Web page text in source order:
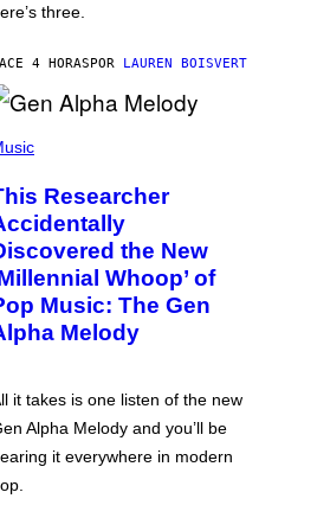
three.
4 HORASPOR LAUREN BOISVERT
Researcher
the New
Whoop’ of
Music: The Gen
Melody
it takes is one listen of the new
Alpha Melody and you’ll be
it everywhere in modern